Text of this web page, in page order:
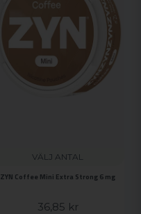
VÄLJ ANTAL
ZYN Coffee Mini Extra Strong 6 mg
36,85 kr